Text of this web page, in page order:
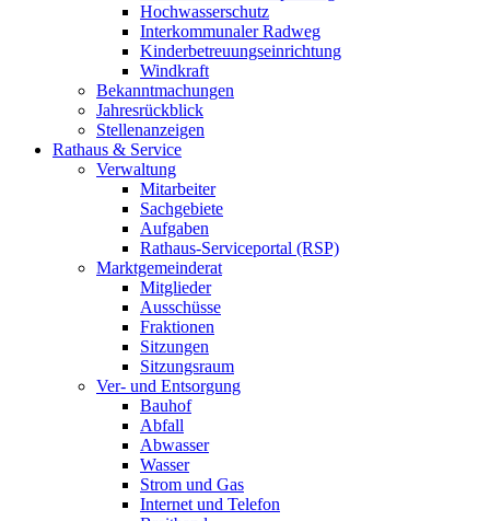
Hochwasserschutz
Interkommunaler Radweg
Kinderbetreuungseinrichtung
Windkraft
Bekanntmachungen
Jahresrückblick
Stellenanzeigen
Rathaus & Service
Verwaltung
Mitarbeiter
Sachgebiete
Aufgaben
Rathaus-Serviceportal (RSP)
Marktgemeinderat
Mitglieder
Ausschüsse
Fraktionen
Sitzungen
Sitzungsraum
Ver- und Entsorgung
Bauhof
Abfall
Abwasser
Wasser
Strom und Gas
Internet und Telefon